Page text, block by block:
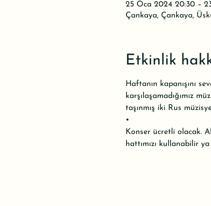
25 Oca 2024 20:30 –
Çankaya, Çankaya,
Etkinlik
Haftanın kapanışını
karşılaşamadığımız
taşınmış iki Rus
•
Konser ücretli olacak.
hattımızı kullanabilir